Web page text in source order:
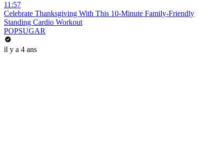
11:57
Celebrate Thanksgiving With This 10-Minute Family-Friendly
Standing Cardio Workout
POPSUGAR
il y a 4 ans